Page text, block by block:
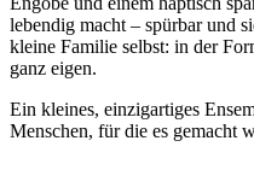
lebendig macht – spürbar und
kleine Familie selbst: in der
ganz eigen.
Ein kleines, einzigartiges
Menschen, für die es gemacht